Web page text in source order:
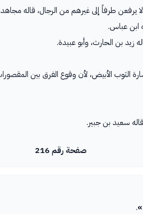
يرفعن طرفاً إلى غيرهم من الرجال، قاله
ابن عباس.
زيد بن الحارث، وأبو عبيدة.
الأبيض، لأن وقوع الفرق بين
قاله سعيد بن جبير.
صفحة رقم 216
.